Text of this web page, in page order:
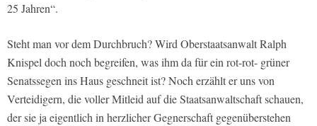
25 Jahren“.
Steht man vor dem Durchbruch? Wird Oberstaatsanwalt Ralph
Knispel doch noch begreifen, was ihm da für ein rot-rot- grüner
Senatssegen ins Haus geschneit ist? Noch erzählt er uns von
Verteidigern, die voller Mitleid auf die Staatsanwaltschaft schauen,
der sie ja eigentlich in herzlicher Gegnerschaft gegenüberstehen